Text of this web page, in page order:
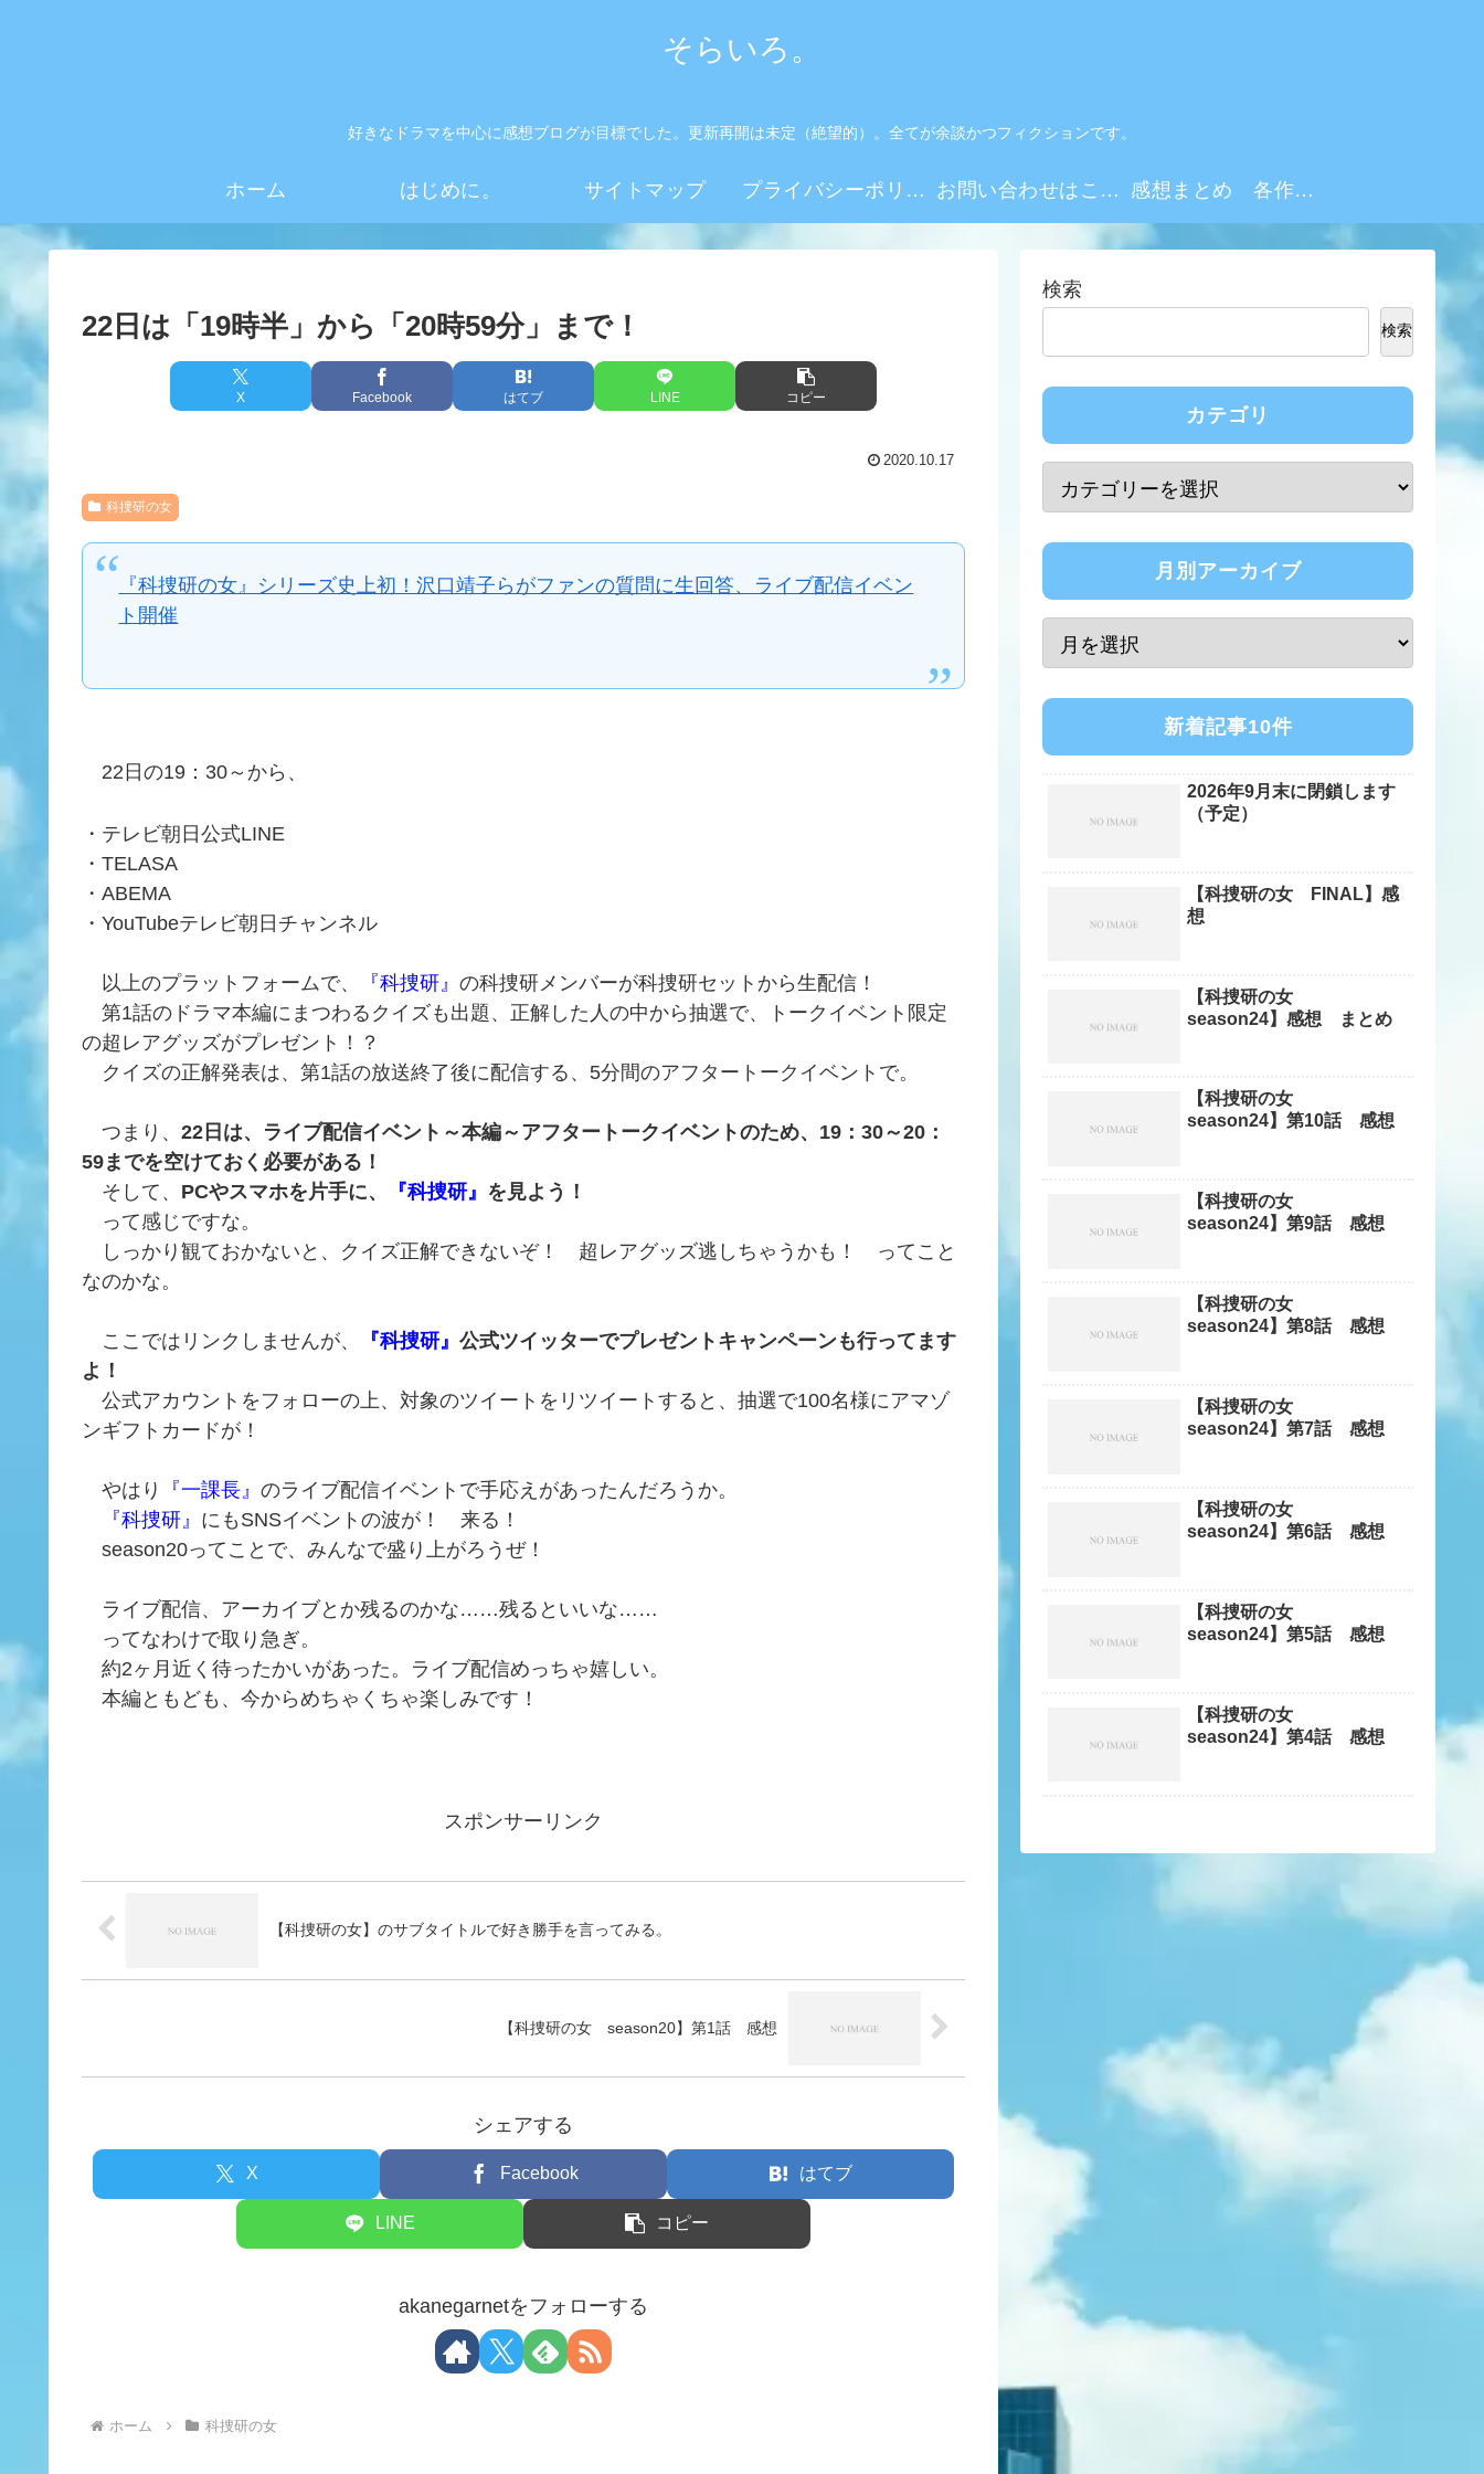
そらいろ。
好きなドラマを中心に感想ブログが目標でした。更新再開は未定（絶望的）。全てが余談かつフィクションです。
ホーム はじめに。 サイトマップ プライバシーポリシー お問い合わせはこちらから 感想まとめ 各作品・シーズンリンク集
22日は「19時半」から「20時59分」まで！
X Facebook はてブ LINE コピー
2020.10.17
科捜研の女
『科捜研の女』シリーズ史上初！沢口靖子らがファンの質問に生回答、ライブ配信イベン
ト開催
22日の19：30～から、
・テレビ朝日公式LINE
・TELASA
・ABEMA
・YouTubeテレビ朝日チャンネル
以上のプラットフォームで、 『科捜研』 の科捜研メンバーが科捜研セットから生配信！
第1話のドラマ本編にまつわるクイズも出題、正解した人の中から抽選で、トークイベント限定
の超レアグッズがプレゼント！？
クイズの正解発表は、第1話の放送終了後に配信する、5分間のアフタートークイベントで。
つまり、 22日は、ライブ配信イベント～本編～アフタートークイベントのため、19：30～20：
59までを空けておく必要がある！
そして、 PCやスマホを片手に、 『科捜研』 を見よう！
って感じですな。
しっかり観ておかないと、クイズ正解できないぞ！ 超レアグッズ逃しちゃうかも！ ってこと
なのかな。
ここではリンクしませんが、 『科捜研』 公式ツイッターでプレゼントキャンペーンも行ってます
よ！
公式アカウントをフォローの上、対象のツイートをリツイートすると、抽選で100名様にアマゾ
ンギフトカードが！
やはり 『一課長』 のライブ配信イベントで手応えがあったんだろうか。
『科捜研』 にもSNSイベントの波が！ 来る！
season20ってことで、みんなで盛り上がろうぜ！
ライブ配信、アーカイブとか残るのかな……残るといいな……
ってなわけで取り急ぎ。
約2ヶ月近く待ったかいがあった。ライブ配信めっちゃ嬉しい。
本編ともども、今からめちゃくちゃ楽しみです！
スポンサーリンク
【科捜研の女】のサブタイトルで好き勝手を言ってみる。
【科捜研の女 season20】第1話 感想
シェアする
X Facebook はてブ
LINE コピー
akanegarnetをフォローする
ホーム 科捜研の女
検索
検索
カテゴリ
月別アーカイブ
新着記事10件
2026年9月末に閉鎖します
（予定）
【科捜研の女 FINAL】感
想
【科捜研の女
season24】感想 まとめ
【科捜研の女
season24】第10話 感想
【科捜研の女
season24】第9話 感想
【科捜研の女
season24】第8話 感想
【科捜研の女
season24】第7話 感想
【科捜研の女
season24】第6話 感想
【科捜研の女
season24】第5話 感想
【科捜研の女
season24】第4話 感想